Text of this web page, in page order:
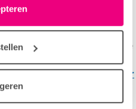
met partners is te vinden
dan is het belangrijk om je
aangesloten bij
kun je via deStookwijzer
Dit is het landelijke
houtrook worden